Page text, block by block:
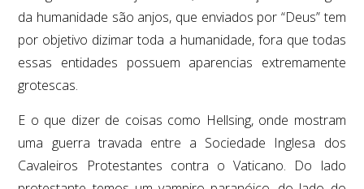
da humanidade são anjos, que enviados por “Deus” tem
por objetivo dizimar toda a humanidade, fora que todas
essas entidades possuem aparencias extremamente
grotescas.
E o que dizer de coisas como Hellsing, onde mostram
uma guerra travada entre a Sociedade Inglesa dos
Cavaleiros Protestantes contra o Vaticano. Do lado